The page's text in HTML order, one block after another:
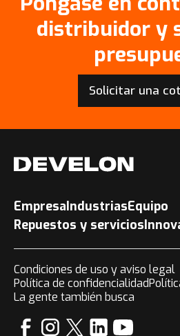
distribuidor y
Solicitar una
EmpresaIndustriasEquipo
Repuestos y servicios
Condiciones de uso y aviso legal
Política de confidencialidad
La gente también busca